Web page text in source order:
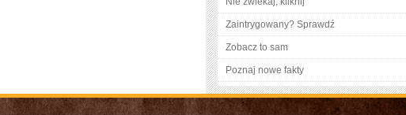
Zaintrygowany? Sprawdź
Zobacz to sam
Poznaj nowe fakty